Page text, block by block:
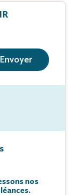
Envoyer
nos